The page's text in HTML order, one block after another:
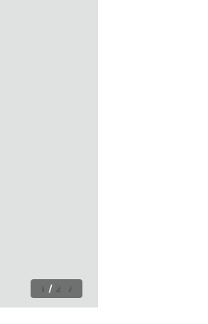
1 / 27